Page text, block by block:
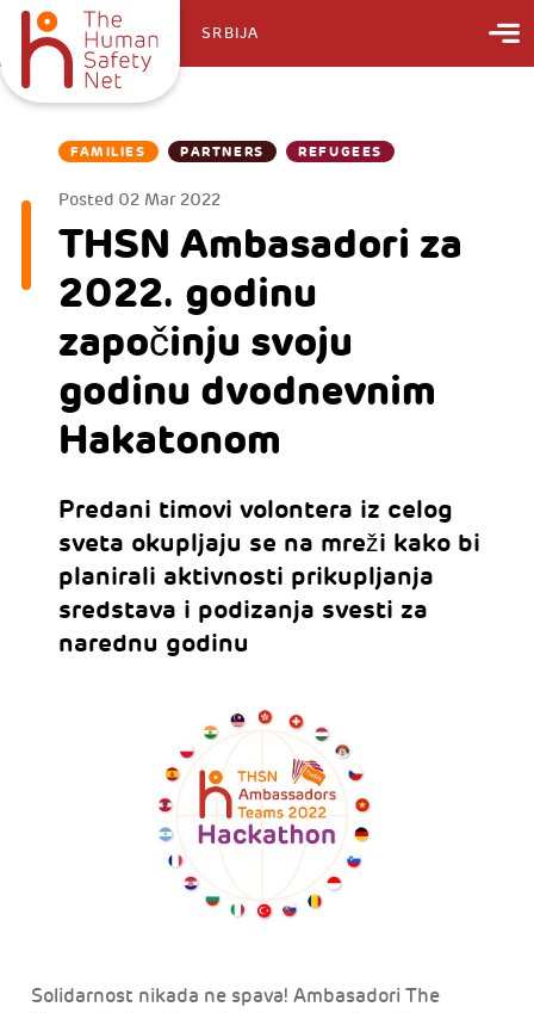
SRBIJA
FAMILIES PARTNERS REFUGEES
Posted 02 Mar 2022
THSN Ambasadori za
2022. godinu
započinju svoju
godinu dvodnevnim
Hakatonom
Predani timovi volontera iz celog
sveta okupljaju se na mreži kako bi
planirali aktivnosti prikupljanja
sredstava i podizanja svesti za
narednu godinu
Solidarnost nikada ne spava! Ambasadori The